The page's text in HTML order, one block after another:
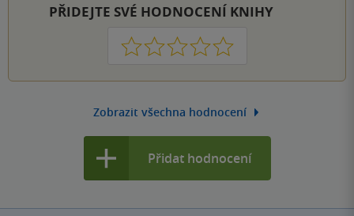
PŘIDEJTE SVÉ HODNOCENÍ KNIHY
1 2 3 4 5
Zobrazit všechna hodnocení
Přidat hodnocení